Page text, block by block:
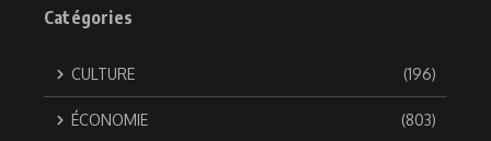
Catégories
CULTURE (196)
ÉCONOMIE (803)